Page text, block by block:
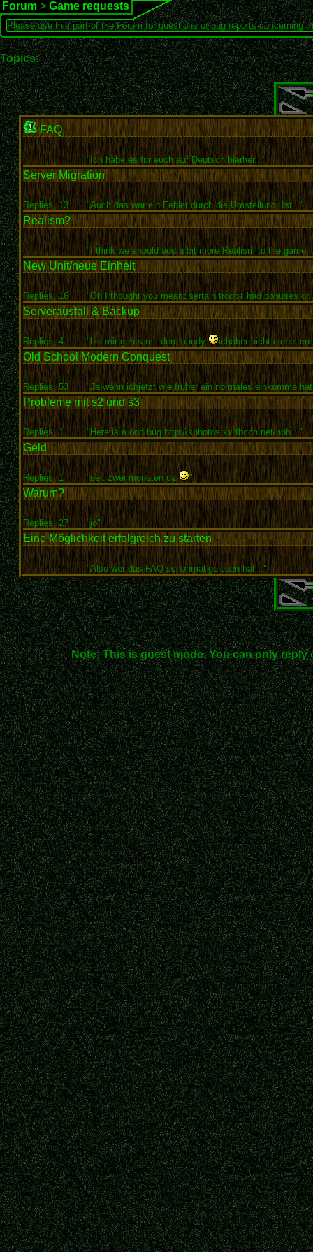
Forum > Game requests
Please use this part of the Forum for questions or bug reports concerning
Topics:
FAQ
"Ich habe es für euch auf Deutsch hierher..."
Server Migration
Replies: 13 "Auch das war ein Fehler durch die Umstellung. Ist..."
Realism?
"I think we should add a bit more Realism to the
New Unit/neue Einheit
Replies: 16 "Oh I thought you meant sertain troops had bonuses
Serverausfall & Backup
Replies: 4 "bei mir gehts mit dem handy ichaber nicht
Old School Modern Conquest
Replies: 53 "Ja wenn ichjetzt wie früher ein normales einkomme
Probleme mit s2 und s3
Replies: 1 "Here is a odd bug http://sphotos.xx.fbcdn.net/hph..."
Geld
Replies: 1 "seit zwei monaten ca "
Warum?
Replies: 27 "jo"
Eine Möglichkeit erfolgreich zu starten
"Also wer das FAQ schonmal gelesen hat..."
Note: This is guest mode. You can only